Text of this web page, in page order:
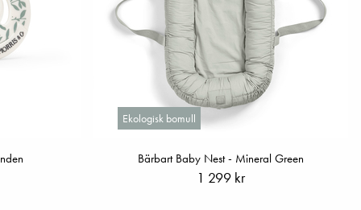
Ekologisk bomull
Bärbart Baby Nest - Mineral Green
1 299 kr